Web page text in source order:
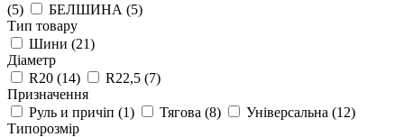
(5)
БЕЛШИНА (5)
Тип товару
Шини (21)
Діаметр
R20 (14) R22,5 (7)
Призначення
Руль и причіп (1) Тягова (8) Універсальна (12)
Типорозмір